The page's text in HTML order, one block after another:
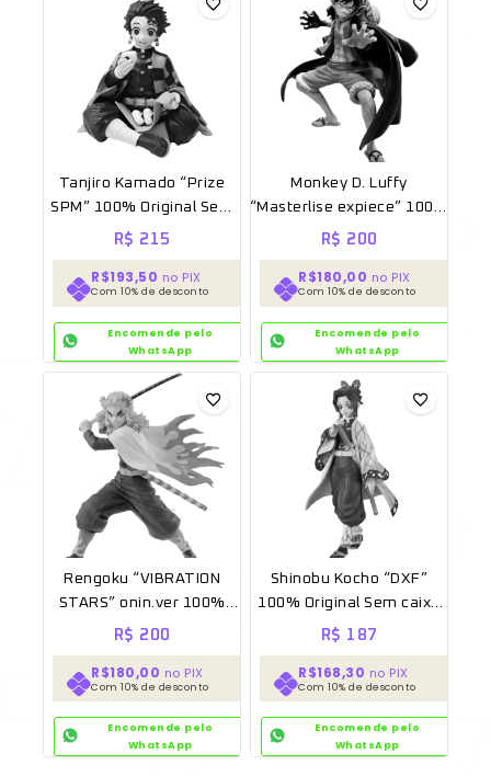
Tanjiro Kamado “Prize
SPM” 100% Original Sem
caixa [SEGA]
R$ 215
R$193,50 no PIX
Com 10% de desconto
Encomende pelo
WhatsApp
Monkey D. Luffy
“Masterlise expiece” 100%
Original Sem caixa
R$ 200
R$180,00 no PIX
Com 10% de desconto
Encomende pelo
WhatsApp
Rengoku “VIBRATION
STARS” onin.ver 100%
Original Sem caixa
R$ 200
R$180,00 no PIX
Com 10% de desconto
Encomende pelo
WhatsApp
Shinobu Kocho “DXF”
100% Original Sem caixa
[BANPRESTO]
R$ 187
R$168,30 no PIX
Com 10% de desconto
Encomende pelo
WhatsApp